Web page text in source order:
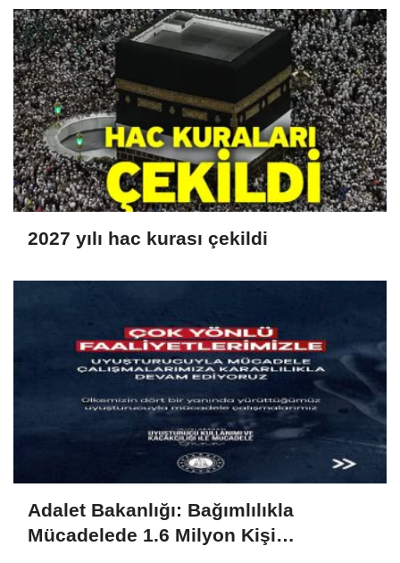
2027 yılı hac kurası çekildi
Adalet Bakanlığı: Bağımlılıkla
Mücadelede 1.6 Milyon Kişi